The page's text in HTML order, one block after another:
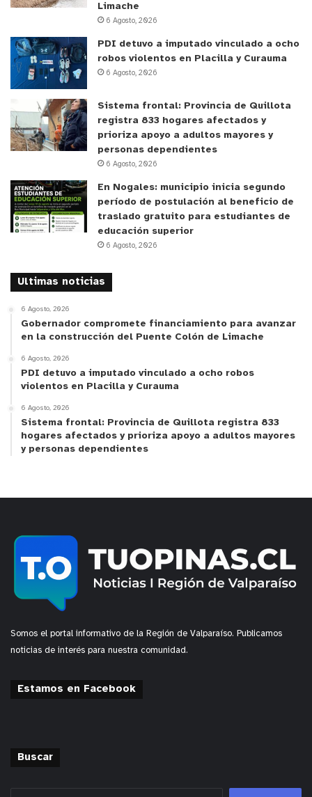
Limache
6 Agosto, 2026
PDI detuvo a imputado vinculado a ocho
robos violentos en Placilla y Curauma
6 Agosto, 2026
Sistema frontal: Provincia de Quillota
registra 833 hogares afectados y
prioriza apoyo a adultos mayores y
personas dependientes
6 Agosto, 2026
En Nogales: municipio inicia segundo
período de postulación al beneficio de
traslado gratuito para estudiantes de
educación superior
6 Agosto, 2026
Ultimas noticias
6 Agosto, 2026
Gobernador compromete financiamiento para avanzar
en la construcción del Puente Colón de Limache
6 Agosto, 2026
PDI detuvo a imputado vinculado a ocho robos
violentos en Placilla y Curauma
6 Agosto, 2026
Sistema frontal: Provincia de Quillota registra 833
hogares afectados y prioriza apoyo a adultos mayores
y personas dependientes
Somos el portal informativo de la Región de Valparaíso. Publicamos
noticias de interés para nuestra comunidad.
Estamos en Facebook
Buscar